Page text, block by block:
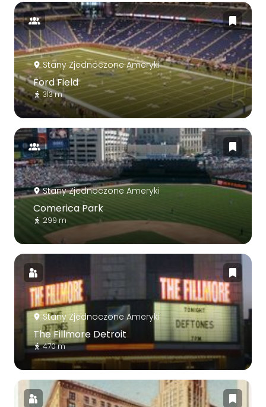
Stany Zjednoczone Ameryki
Ford Field
313 m
Stany Zjednoczone Ameryki
Comerica Park
299 m
Stany Zjednoczone Ameryki
The Fillmore Detroit
470 m